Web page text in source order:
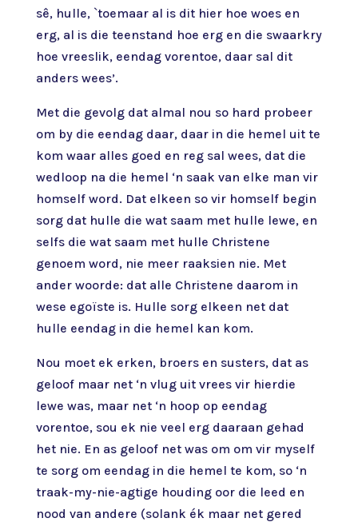
sê, hulle, `toemaar al is dit hier hoe woes en
erg, al is die teenstand hoe erg en die swaarkry
hoe vreeslik, eendag vorentoe, daar sal dit
anders wees’.
Met die gevolg dat almal nou so hard probeer
om by die eendag daar, daar in die hemel uit te
kom waar alles goed en reg sal wees, dat die
wedloop na die hemel ‘n saak van elke man vir
homself word. Dat elkeen so vir homself begin
sorg dat hulle die wat saam met hulle lewe, en
selfs die wat saam met hulle Christene
genoem word, nie meer raaksien nie. Met
ander woorde: dat alle Christene daarom in
wese egoïste is. Hulle sorg elkeen net dat
hulle eendag in die hemel kan kom.
Nou moet ek erken, broers en susters, dat as
geloof maar net ‘n vlug uit vrees vir hierdie
lewe was, maar net ‘n hoop op eendag
vorentoe, sou ek nie veel erg daaraan gehad
het nie. En as geloof net was om om vir myself
te sorg om eendag in die hemel te kom, so ‘n
traak-my-nie-agtige houding oor die leed en
nood van andere (solank ék maar net gered